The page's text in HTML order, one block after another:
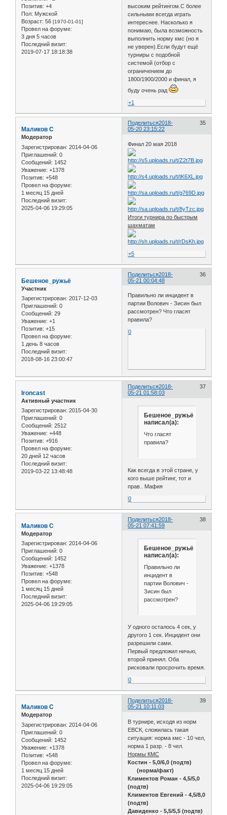
Позитив: +4
Пол: Мужской
Возраст: 56 [1970-01-01]
Провел на форуме:
3 дня 5 часов
Последний визит:
2019-07-17 18:18:38
высоким рейтингом.С более
сильными всегда играть
интереснее. Насколько я
понимаю, была возможность
выполнить норму кмс (но я
не уверен).Если будут ещё
турниры с подобной
системой (отбор с
ограничением до
1800/1900/2000 и финал, я
буду очень рад
+1
Поделиться 35
2018-
05-20 23:15:22
Маликов С
Модератор
Зарегистрирован: 2014-04-06
Приглашений: 0
Сообщений: 1452
Уважение: +1378
Позитив: +548
Провел на форуме:
1 месяц 15 дней
Последний визит:
2025-04-06 19:29:05
Финал 20 мая 2018
Итоги турнира по быстрым
шахматам
+5
Поделиться 36
2018-
05-21 00:04:48
Бешеное_ружьё
Участник
Зарегистрирован: 2017-12-03
Приглашений: 0
Сообщений: 29
Уважение: +1
Позитив: +15
Провел на форуме:
1 день 8 часов
Последний визит:
2018-08-16 23:00:47
Правильно ли инцидент в
партии Волович - Зисин был
рассмотрен? Что гласят
правила?
0
Поделиться 37
2018-
05-21 01:58:03
Ironcast
Активный участник
Зарегистрирован: 2015-04-30
Приглашений: 0
Сообщений: 2512
Уважение: +448
Позитив: +916
Провел на форуме:
20 дней 12 часов
Последний визит:
2019-03-22 13:48:48
Бешеное_ружьё
написал(а):
Что гласят
правила?
Как всегда в этой стране, у
кого выше рейтинг, тот и
прав.. Мафия
0
Поделиться 38
2018-
05-21 07:41:59
Маликов С
Модератор
Зарегистрирован: 2014-04-06
Приглашений: 0
Сообщений: 1452
Уважение: +1378
Позитив: +548
Провел на форуме:
1 месяц 15 дней
Последний визит:
2025-04-06 19:29:05
Бешеное_ружьё
написал(а):
Правильно ли
инцидент в
партии Волович -
Зисин был
рассмотрен?
У одного осталось 4 сек, у
другого 1 сек. Инцидент они
разрешили сами.
Первый предложил ничью,
второй принял. Оба
рисковали просрочить время.
0
Поделиться 39
2018-
05-21 10:11:03
Маликов С
Модератор
Зарегистрирован: 2014-04-06
Приглашений: 0
Сообщений: 1452
Уважение: +1378
Позитив: +548
Провел на форуме:
1 месяц 15 дней
Последний визит:
2025-04-06 19:29:05
В турнире, исходя из норм
ЕВСК, сложилась такая
ситуация: норма кмс - 10 чел,
норма 1 разр. - 8 чел.
Нормы КМС
Костин - 5,0/6,0 (подтв)
(норма/факт)
Климентов Роман - 4,5/5,0
(подтв)
Климентов Евгений - 4,5/8,0
(подтв)
Давиденко - 5,5/5,5 (подтв)